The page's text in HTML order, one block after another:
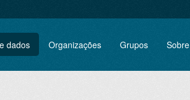
dados Organizações Grupos Sobre